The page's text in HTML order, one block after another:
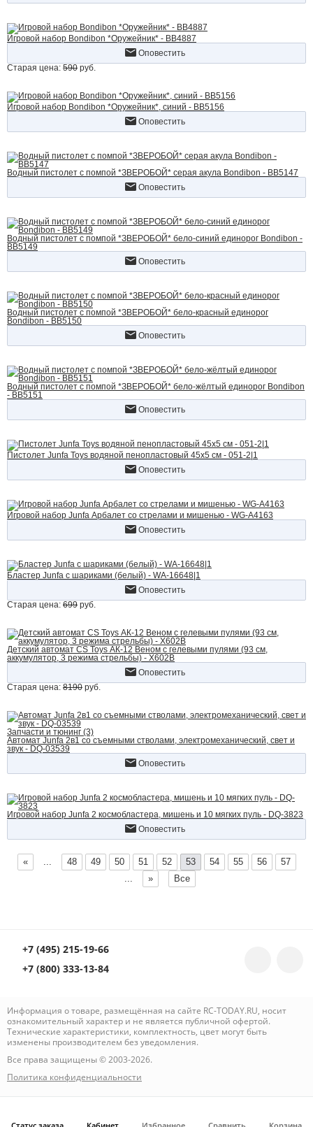
Игровой набор Bondibon *Оружейник* - ВВ4887
Оповестить
Старая цена: 590 руб.
Игровой набор Bondibon *Оружейник*, синий - ВВ5156
Оповестить
Водный пистолет с помпой *ЗВЕРОБОЙ* серая акула Bondibon - ВВ5147
Оповестить
Водный пистолет с помпой *ЗВЕРОБОЙ* бело-синий единорог Bondibon -
ВВ5149
Оповестить
Водный пистолет с помпой *ЗВЕРОБОЙ* бело-красный единорог
Bondibon - ВВ5150
Оповестить
Водный пистолет с помпой *ЗВЕРОБОЙ* бело-жёлтый единорог Bondibon
- ВВ5151
Оповестить
Пистолет Junfa Toys водяной пенопластовый 45х5 см - 051-2|1
Оповестить
Игровой набор Junfa Арбалет со стрелами и мишенью - WG-A4163
Оповестить
Бластер Junfa с шариками (белый) - WA-16648|1
Оповестить
Старая цена: 699 руб.
Детский автомат CS Toys АК-12 Веном с гелевыми пулями (93 см,
аккумулятор, 3 режима стрельбы) - X602B
Оповестить
Старая цена: 8190 руб.
Запчасти и тюнинг (3)
Автомат Junfa 2в1 со съемными стволами, электромеханический, свет и
звук - DQ-03539
Оповестить
Игровой набор Junfa 2 космобластера, мишень и 10 мягких пуль - DQ-3823
Оповестить
« ... 48 49 50 51 52 53 54 55 56
57
...
» Все
+7 (495) 215-19-66
+7 (800) 333-13-84
Информация о товаре, размещённая на сайте RC-TODAY.RU, носит
ознакомительный характер и не является публичной офертой.
Технические характеристики, комплектность, цвет могут быть
изменены производителем без уведомления.
Все права защищены © 2003-2026.
Политика конфиденциальности